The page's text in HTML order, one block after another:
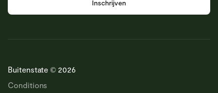
Buitenstate © 2026
Conditions